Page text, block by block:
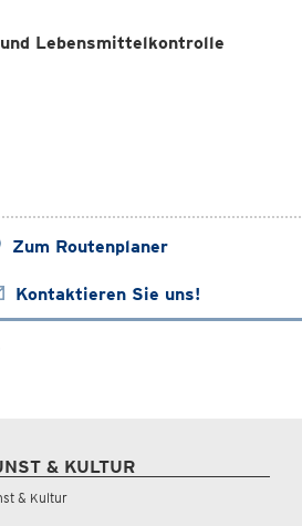
Lebensmittelkontrolle
Zum Routenplaner
Kontaktieren Sie uns!
& KULTUR
& Kultur